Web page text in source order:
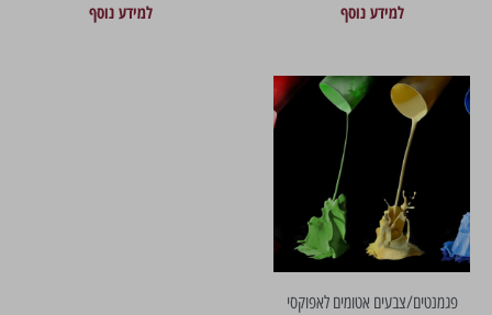
למידע נוסף למידע נוסף
פגמנטים/צבעים אטומים לאפוקסי